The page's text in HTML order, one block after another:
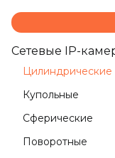
Сетевые IP-
Цилиндрические
Купольные
Сферические
Поворотные